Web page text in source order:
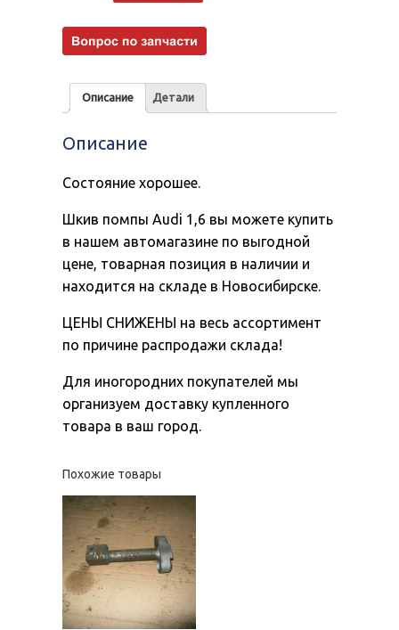
Описание Детали
Описание
Состояние хорошее.
Шкив помпы Audi 1,6 вы можете купить
в нашем автомагазине по выгодной
цене, товарная позиция в наличии и
находится на складе в Новосибирске.
ЦЕНЫ СНИЖЕНЫ на весь ассортимент
по причине распродажи склада!
Для иногородних покупателей мы
организуем доставку купленного
товара в ваш город.
Похожие товары